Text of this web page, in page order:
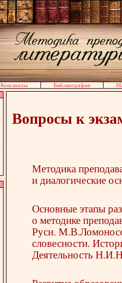
Конспекты Библиография
Вопросы к
Методика
и диалогические
Основные этапы
о методике
Руси.
словесности.
Деятельность